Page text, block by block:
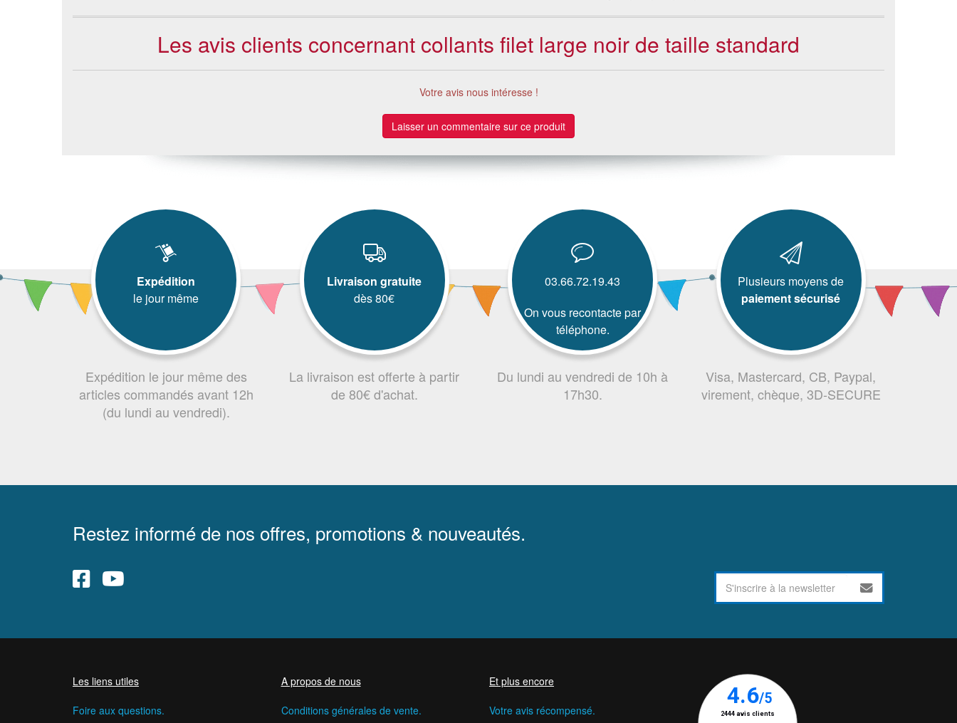
Les avis clients concernant collants filet large noir de taille standard
Votre avis nous intéresse !
Laisser un commentaire sur ce produit
Expédition
le jour même
Expédition le jour même des
articles commandés avant 12h
(du lundi au vendredi).
Livraison gratuite
dès 80€
La livraison est offerte à partir
de 80€ d'achat.
03.66.72.19.43
On vous recontacte par
téléphone.
Du lundi au vendredi de 10h à
17h30.
Plusieurs moyens de
paiement sécurisé
Visa, Mastercard, CB, Paypal,
virement, chèque, 3D-SECURE
Restez informé de nos offres, promotions & nouveautés.
Les liens utiles
Foire aux questions.
A propos de nous
Conditions générales de vente.
Et plus encore
Votre avis récompensé.